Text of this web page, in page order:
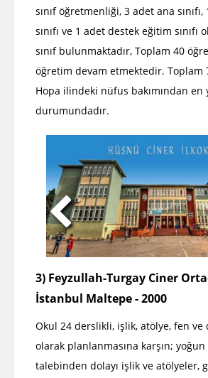
sınıf öğretmenliği, 3 adet ana
sınıfı ve 1 adet destek eğitim sınıfı
sınıf bulunmaktadır, Toplam 40
öğretim devam etmektedir. Toplam
Hopa ilindeki nüfus bakımından en
durumundadır.
3) Feyzullah-Turgay Ciner
İstanbul Maltepe - 2000
Okul 24 derslikli, işlik, atölye, fen ve
olarak planlanmasına karşın;
talebinden dolayı işlik ve atölyeler,